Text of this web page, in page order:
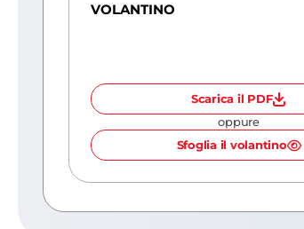
VOLANTINO
Scarica il PDF
oppure
Sfoglia il volantino